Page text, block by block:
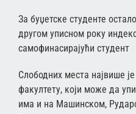
За буџетске студенте
другом уписном року
самофинасирајући студент
Слободних места највише
факултету, који може да
има и на Машинском,